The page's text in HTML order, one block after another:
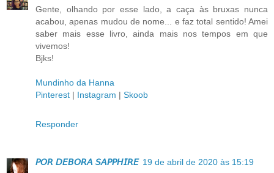
Gente, olhando por esse lado, a caça às bruxas nunca
acabou, apenas mudou de nome... e faz total sentido! Amei
saber mais esse livro, ainda mais nos tempos em que
vivemos!
Bjks!
Mundinho da Hanna
Pinterest | Instagram | Skoob
Responder
𝘗𝘖𝘙 𝘋𝘌𝘉𝘖𝘙𝘈 𝘚𝘈𝘗𝘗𝘏𝘐𝘙𝘌 19 de abril de 2020 às 15:19